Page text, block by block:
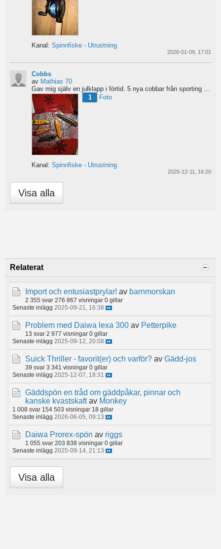
Kanal: Spinnfiske - Utrustning
2026-01-09, 17:01
Cobbs
av Mathias 70
1
Foto
Kanal: Spinnfiske - Utrustning
2025-12-11, 16:20
Visa alla
Relaterat
Import och entusiastprylar! av barnmorskan
2 355 svar 276 867 visningar 0 gillar
Senaste inlägg 2025-09-21, 16:38
Problem med Daiwa lexa 300 av Petterpike
13 svar 2 977 visningar 0 gillar
Senaste inlägg 2025-09-12, 20:08
Suick Thriller - favorit(er) och varför? av Gädd-jos
39 svar 3 341 visningar 0 gillar
Senaste inlägg 2025-12-07, 18:31
Gäddspön en tråd om gäddpåkar, pinnar och
kanske kvastskaft av Monkey
1 008 svar 154 503 visningar 18 gillar
Senaste inlägg 2026-06-05, 09:13
Daiwa Prorex-spön av riggs
1 055 svar 203 838 visningar 0 gillar
Senaste inlägg 2025-09-14, 21:13
Visa alla